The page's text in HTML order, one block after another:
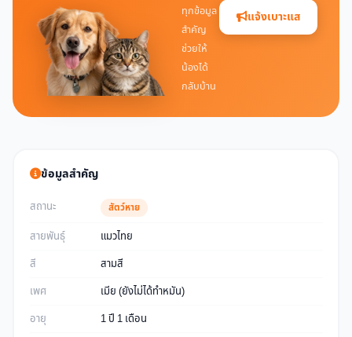
ทุกข้อมูล
สำคัญ
ช่วยให้
น้องได้
กลับบ้าน
แจ้งเบาะแส
ข้อมูลสำคัญ
สถานะ สัตว์หาย
สายพันธุ์
แมวไทย
สี
สามสี
เพศ
เมีย (ยังไม่ได้ทำหมัน)
อายุ
1 ปี 1 เดือน